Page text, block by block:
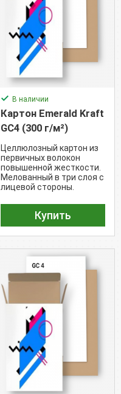
В наличии
Картон Emerald Kraft
GC4 (300 г/м²)
Целлюлозный картон из
первичных волокон
повышенной жесткости.
Мелованный в три слоя с
лицевой стороны.
крафт.
Купить